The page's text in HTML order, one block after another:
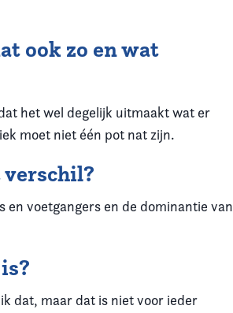
ook zo en wat
het wel degelijk uitmaakt wat er
moet niet één pot nat zijn.
voetgangers en de dominantie van
dat, maar dat is niet voor ieder